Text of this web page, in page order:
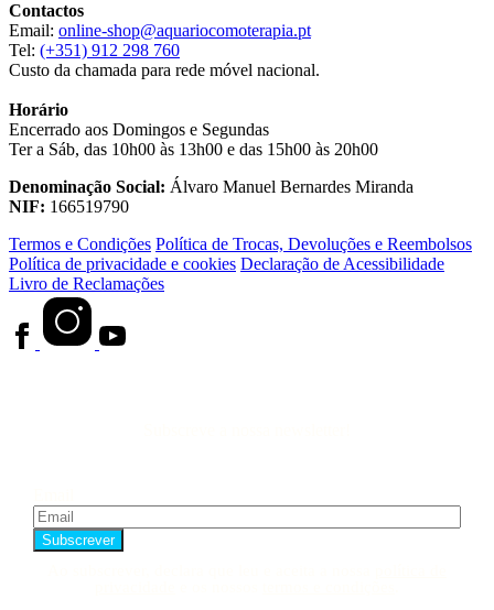
Contactos
Email: online-shop@aquariocomoterapia.pt
Tel: (+351) 912 298 760
Custo da chamada para rede móvel nacional.
Horário
Encerrado aos Domingos e Segundas
Ter a Sáb, das 10h00 às 13h00 e das 15h00 às 20h00
Denominação Social: Álvaro Manuel Bernardes Miranda
NIF: 166519790
Termos e Condições Política de Trocas, Devoluções e Reembolsos
Política de privacidade e cookies Declaração de Acessibilidade
Livro de Reclamações